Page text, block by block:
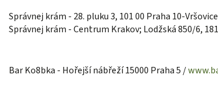
Správnej krám - 28. pluku 3, 101 00 Praha 10-
Správnej krám - Centrum Krakov; Lodžská 850/6,
Bar Ko8bka - Hořejší nábřeží 15000 Praha 5 /